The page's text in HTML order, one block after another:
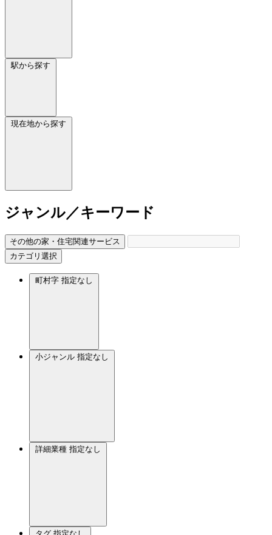
駅から探す
現在地から探す
ジャンル／キーワード
その他の家・住宅関連サービス
カテゴリ選択
町村字 指定なし
小ジャンル 指定なし
詳細業種 指定なし